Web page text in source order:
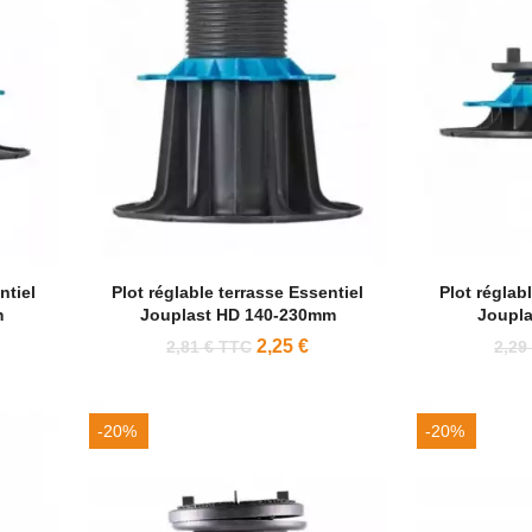
Plot réglable terrasse Essentiel
Jouplast HD 140-230mm
2,81 € TTC 2,25 €
Plot
2,29
-20% -20%